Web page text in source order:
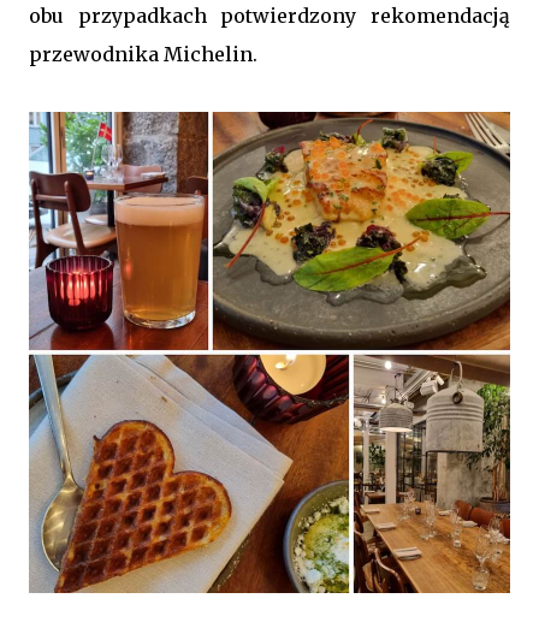
obu przypadkach potwierdzony rekomendacją
przewodnika Michelin.